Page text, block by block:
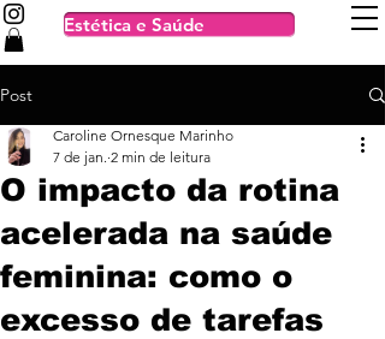
Estética e Saúde
Post
O impacto da rotina
acelerada na saúde
feminina: como o
excesso de tarefas
Caroline Ornesque Marinho
7 de jan. 2 min de leitura